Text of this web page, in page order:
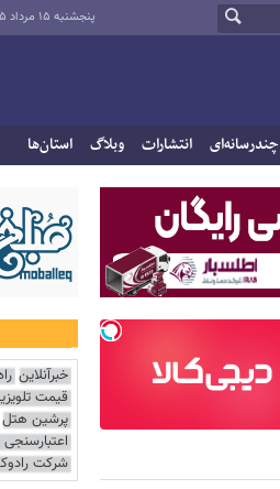
پنجشنبه ۱۵ مرداد ۱۴۰۵
چندرسانه‌ای انتشارات وبلاگ استان‌ها
خبرآنلاین
قیمت
پرشین هتل
اعتبارسنجی
شرکت